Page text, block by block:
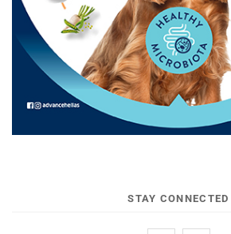
STAY CONNECTED